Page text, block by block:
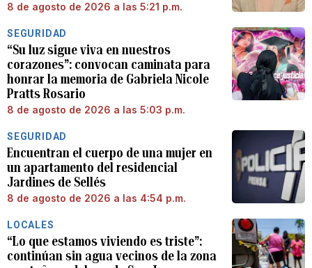
8 de agosto de 2026 a las 5:21 p.m.
SEGURIDAD
“Su luz sigue viva en nuestros
corazones”: convocan caminata para
honrar la memoria de Gabriela Nicole
Pratts Rosario
8 de agosto de 2026 a las 5:03 p.m.
SEGURIDAD
Encuentran el cuerpo de una mujer en
un apartamento del residencial
Jardines de Sellés
8 de agosto de 2026 a las 4:54 p.m.
LOCALES
“Lo que estamos viviendo es triste”:
continúan sin agua vecinos de la zona